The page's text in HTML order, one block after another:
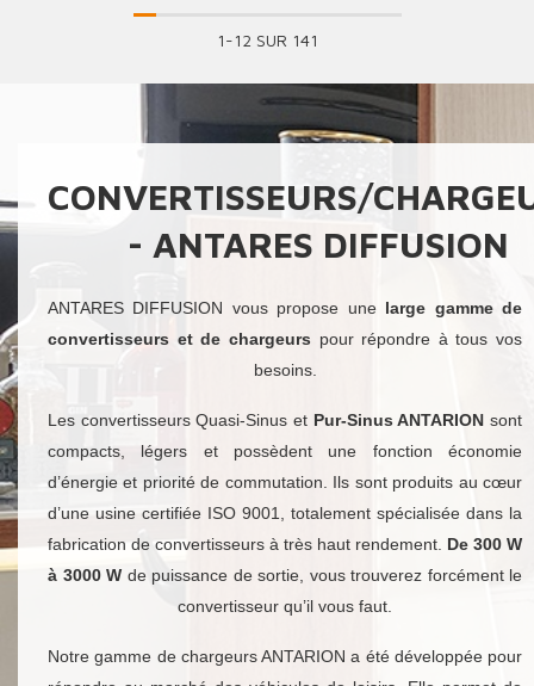
1-12 SUR 141
CONVERTISSEURS/
- ANTARES DIFFUSION
ANTARES DIFFUSION vous propose une large gamme de
convertisseurs et de chargeurs pour répondre à tous vos
besoins.
Les convertisseurs Quasi-Sinus et Pur-Sinus ANTARION sont
compacts, légers et possèdent une fonction économie
d’énergie et priorité de commutation. Ils sont produits au cœur
d’une usine certifiée ISO 9001, totalement spécialisée dans la
fabrication de convertisseurs à très haut rendement. De 300 W
à 3000 W de puissance de sortie, vous trouverez forcément le
convertisseur qu’il vous faut.
Notre gamme de chargeurs ANTARION a été développée pour